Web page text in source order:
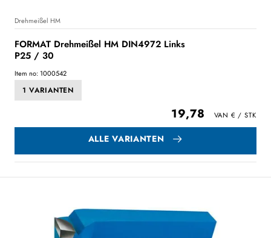
Drehmeißel HM
FORMAT Drehmeißel HM DIN4972 Links
P25 / 30
Item no: 1000542
1 VARIANTEN
19,78
ALLE VARIANTEN